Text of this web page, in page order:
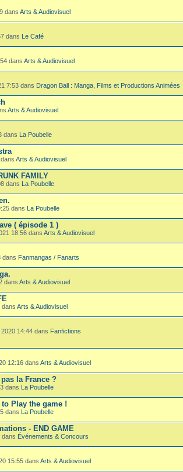
dans Arts & Audiovisuel
dans Le Café
dans Arts & Audiovisuel
7:53 dans Dragon Ball : Manga, Films et Productions Animées
Arts & Audiovisuel
dans La Poubelle
Arts & Audiovisuel
FAMILY
dans La Poubelle
dans La Poubelle
( épisode 1 )
18:56 dans Arts & Audiovisuel
dans Fanmangas / Fanarts
dans Arts & Audiovisuel
dans Arts & Audiovisuel
14:44 dans Fanfictions
12:16 dans Arts & Audiovisuel
la France ?
dans La Poubelle
Play the game !
dans La Poubelle
- END GAME
dans Événements & Concours
15:55 dans Arts & Audiovisuel